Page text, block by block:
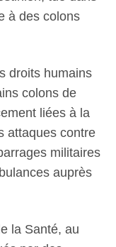
à des colons
droits humains
colons de
liées à la
attaques contre
militaires
auprès
la Santé, au